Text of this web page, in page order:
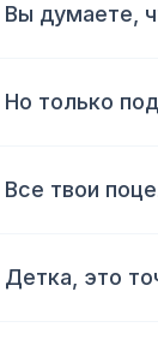
Вы думаете,
Но только
Все твои
Детка, это